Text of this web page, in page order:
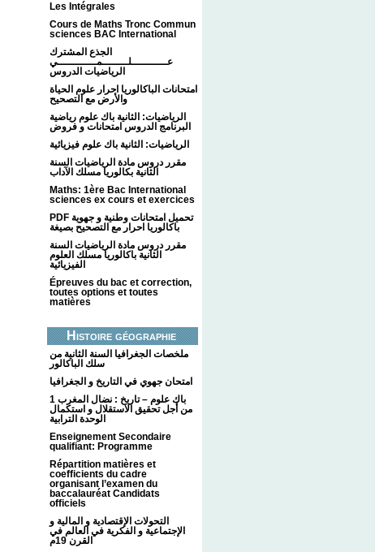
Les Intégrales
Cours de Maths Tronc Commun
sciences BAC International
الجذع المشترك
عـــــــــــلــــــــمــــــــــــي
الرياضيات الدروس
امتحانات الباكالوريا احرار علوم الحياة
والأرض مع التصحيح
الرياضيات: الثانية باك علوم رياضية
البرنامج الدروس امتحانات و فروض
الرياضيات: الثانية باك علوم فيزيائية
مقرر دروس مادة الرياضيات السنة
الثانية بكالوريا مسلك الآداب
Maths: 1ère Bac International
sciences ex cours et exercices
PDF تحميل امتحانات وطنية و جهوية
باكالوريا احرار مع التصحيح بصيغة
مقرر دروس مادة الرياضيات السنة
الثانية باكالوريا مسلك العلوم
الفيزيائية
Épreuves du bac et correction,
toutes options et toutes
matières
Histoire géographie
ملخصات الجغرافيا السنة الثانية من
سلك الباكالور
امتحان جهوي في التاريخ و الجغرافيا
1 باك علوم – تاريخ : نضال المغرب
من أجل تحقيق الاستقلال و استكمال
الوحدة الترابية
Enseignement Secondaire
qualifiant: Programme
Répartition matières et
coefficients du cadre
organisant l’examen du
baccalauréat Candidats
officiels
التحولات الإقتصادية و المالية و
الإجتماعية و الفكرية في العالم في
القرن 19م